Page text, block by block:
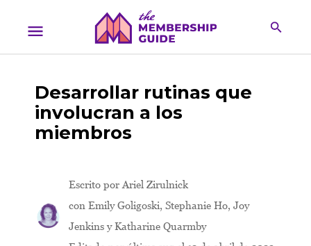
Desarrollar rutinas que
involucran a los
miembros
Escrito por Ariel Zirulnick
con Emily Goligoski, Stephanie Ho, Joy
Jenkins y Katharine Quarmby